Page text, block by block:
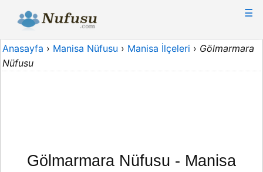
☰
Anasayfa › Manisa Nüfusu › Manisa İlçeleri › Gölmarmara
Nüfusu
Gölmarmara Nüfusu - Manisa